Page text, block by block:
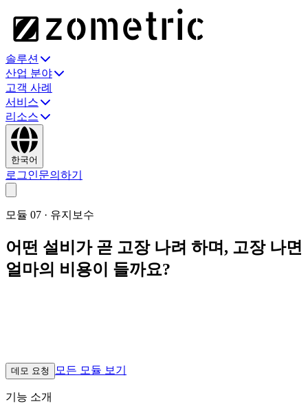
솔루션
산업 분야
고객 사례
서비스
리소스
한국어
로그인문의하기
모듈 07 · 유지보수
어떤 설비가 곧 고장 나려 하며, 고장 나면
얼마의 비용이 들까요?
데모 요청 모든 모듈 보기
기능 소개